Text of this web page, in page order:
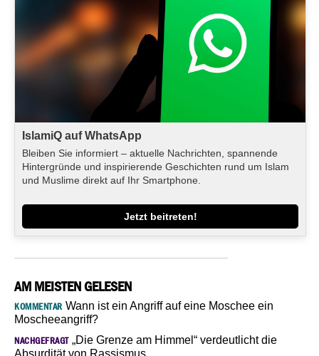
IslamiQ auf WhatsApp
Bleiben Sie informiert – aktuelle Nachrichten, spannende
Hintergründe und inspirierende Geschichten rund um Islam
und Muslime direkt auf Ihr Smartphone.
Jetzt beitreten!
AM MEISTEN GELESEN
KOMMENTAR Wann ist ein Angriff auf eine Moschee ein
Moscheeangriff?
NACHGEFRAGT„Die Grenze am Himmel“ verdeutlicht die
Absurdität von Rassismus